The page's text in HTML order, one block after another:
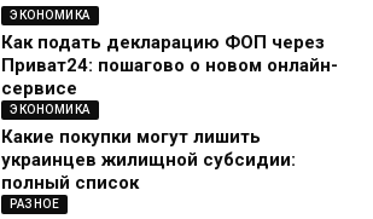
ЭКОНОМИКА
Как подать декларацию ФОП через
Приват24: пошагово о новом онлайн-
сервисе
ЭКОНОМИКА
Какие покупки могут лишить
украинцев жилищной субсидии:
полный список
РАЗНОЕ